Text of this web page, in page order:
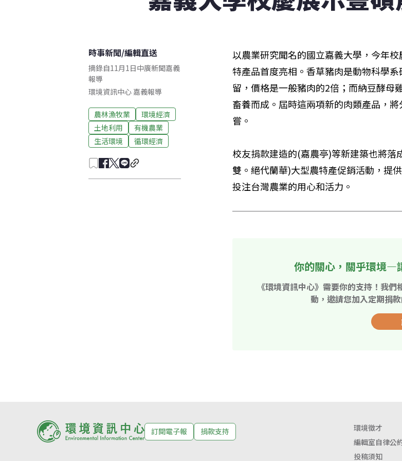
時事新聞/編輯直送
摘錄自11月1日中廣新聞嘉義
報導
環境資訊中心 嘉義報導
農林漁牧業
環境經濟
土地利用
有機農業
生活環境
循環經濟
以農業研究聞名的國立嘉義大學，今年
特產品首度亮相。香草豬肉是動物科學
留，價格是一般豬肉的2倍；而納豆酵母
畜養而成。屆時這兩項新的肉類產品，
嘗。
校友捐款建造的(嘉農亭)等新建築也將
雙。絕代蘭華)大型農特產促銷活動，提
投注台灣農業的用心和活力。
你的關心，關乎環境—
《環境資訊中心》需要你的支持！我
動，邀請您加入定期捐
訂閱電子報 捐款支持 環境徵才
編輯室自律公
投稿須知